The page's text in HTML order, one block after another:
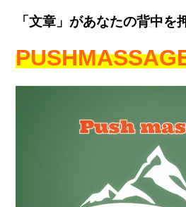
「文章」があなたの背中を
PUSH